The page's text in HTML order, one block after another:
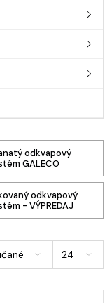
odkvapový
GALECO
odkvapový
- VÝPREDAJ